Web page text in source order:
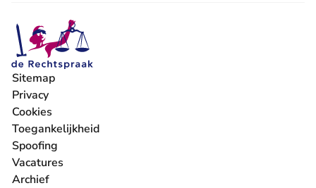
Sitemap
Privacy
Cookies
Toegankelijkheid
Spoofing
Vacatures
- U verlaat Rechtspraak.nl
Archief